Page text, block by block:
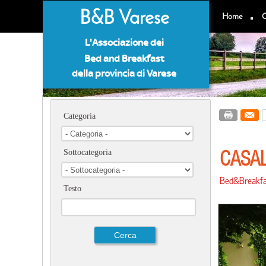
Categoria
Sottocategoria
Testo
Home
B&B Varese
L'Associazione dei
Bed and Breakfast
della provincia di Varese